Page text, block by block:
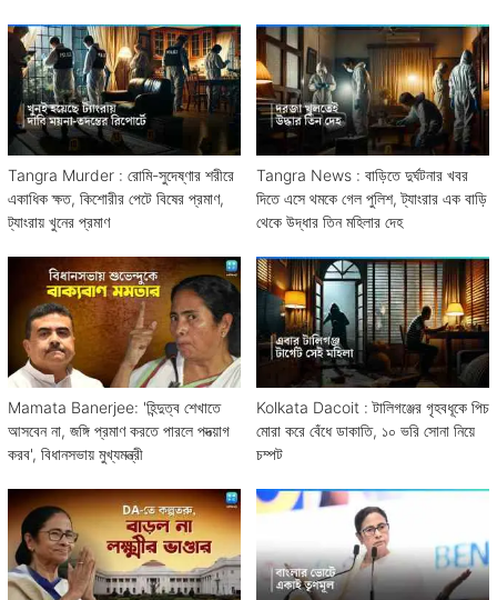
Tangra Murder : রোমি-সুদেষ্ণার শরীরে
একাধিক ক্ষত, কিশোরীর পেটে বিষের প্রমাণ,
ট্যাংরায় খুনের প্রমাণ
Tangra News : বাড়িতে দুর্ঘটনার খবর
দিতে এসে থমকে গেল পুলিশ, ট্যাংরার এক বাড়ি
থেকে উদ্ধার তিন মহিলার দেহ
Mamata Banerjee: 'হিন্দুত্ব শেখাতে
আসবেন না, জঙ্গি প্রমাণ করতে পারলে পদত্য়াগ
করব', বিধানসভায় মুখ্যমন্ত্রী
Kolkata Dacoit : টালিগঞ্জের গৃহবধূকে পিচ
মোরা করে বেঁধে ডাকাতি, ১০ ভরি সোনা নিয়ে
চম্পট